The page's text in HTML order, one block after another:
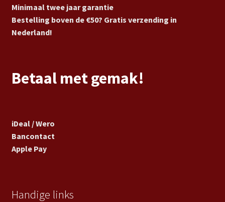
Minimaal twee jaar garantie
Bestelling boven de €50? Gratis verzending in
Nederland!
Betaal met gemak!
iDeal / Wero
Bancontact
Apple Pay
Handige links